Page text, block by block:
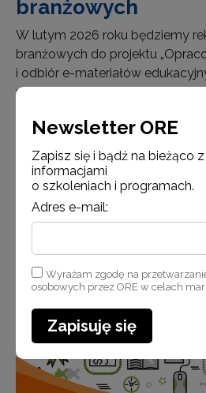
branżowych
W lutym 2026 roku będziemy
branżowych do projektu
i odbiór e-materiałów
na wspieranie kształcenia
do kształcenia zawodowego w
zawodach dla…
Czytaj więcej
Aktualności
Newsletter ORE
Zapisz się i bądź na bieżąco
informacjami
o szkoleniach i programach.
Adres e-mail:
Wyrażam zgodę na
osobowych przez ORE w celach
Zapisuję się